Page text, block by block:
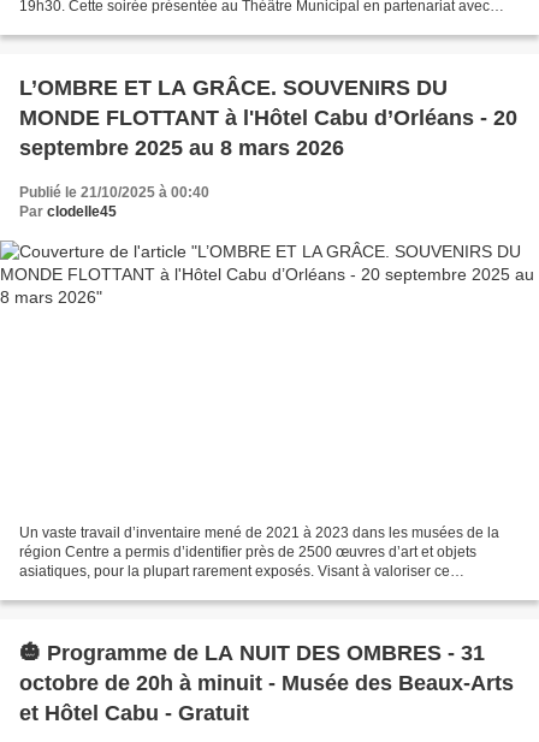
19h30. Cette soirée présentée au Théâtre Municipal en partenariat avec
L’OMBRE ET LA GRÂCE. SOUVENIRS DU
MONDE FLOTTANT à l'Hôtel Cabu d’Orléans - 20
septembre 2025 au 8 mars 2026
Publié le 21/10/2025 à 00:40
Par clodelle45
Un vaste travail d’inventaire mené de 2021 à 2023 dans les musées de la
région Centre a permis d’identifier près de 2500 œuvres d’art et objets
asiatiques, pour la plupart rarement exposés. Visant à valoriser ce
🎃 Programme de LA NUIT DES OMBRES - 31
octobre de 20h à minuit - Musée des Beaux-Arts
et Hôtel Cabu - Gratuit